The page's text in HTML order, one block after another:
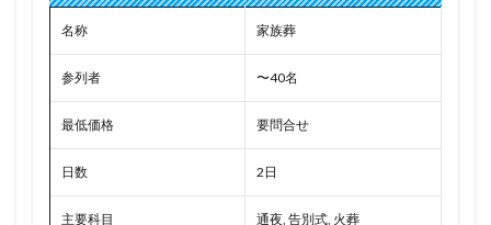
名称 家族葬
参列者 〜40名
最低価格 要問合せ
日数 2日
主要科目 通夜, 告別式, 火葬